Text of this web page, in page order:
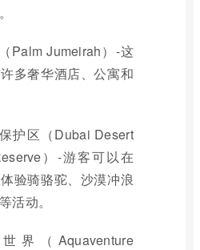
Palm Jumeirah）-这
多奢华酒店、公寓和
护区（Dubai Desert
）-游客可以在
验骑骆驼、沙漠冲浪
活动。
界（Aquaventure